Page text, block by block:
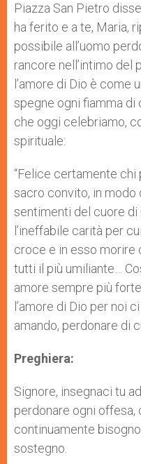
Piazza San Pietro
ha ferito e a te, Maria,
possibile all’uomo
rancore nell’intimo del
l’amore di Dio è come
spegne ogni fiamma di
che oggi celebriamo,
spirituale:
“Felice certamente chi
sacro convito, in modo
sentimenti del cuore
l’ineffabile carità per
croce e in esso morire
tutti il più umiliante…
amore sempre più
l’amore di Dio per noi
amando, perdonare di
Preghiera:
Signore, insegnaci tu
perdonare ogni offesa,
continuamente
sostegno.